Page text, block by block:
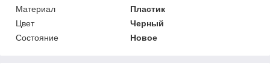
Материал
Пластик
Цвет
Черный
Состояние
Новое